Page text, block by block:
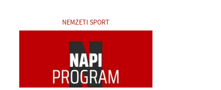
NEMZETI SPORT